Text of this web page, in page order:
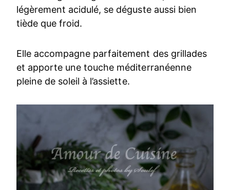
légèrement acidulé, se déguste aussi bien
tiède que froid.
Elle accompagne parfaitement des grillades
et apporte une touche méditerranéenne
pleine de soleil à l’assiette.